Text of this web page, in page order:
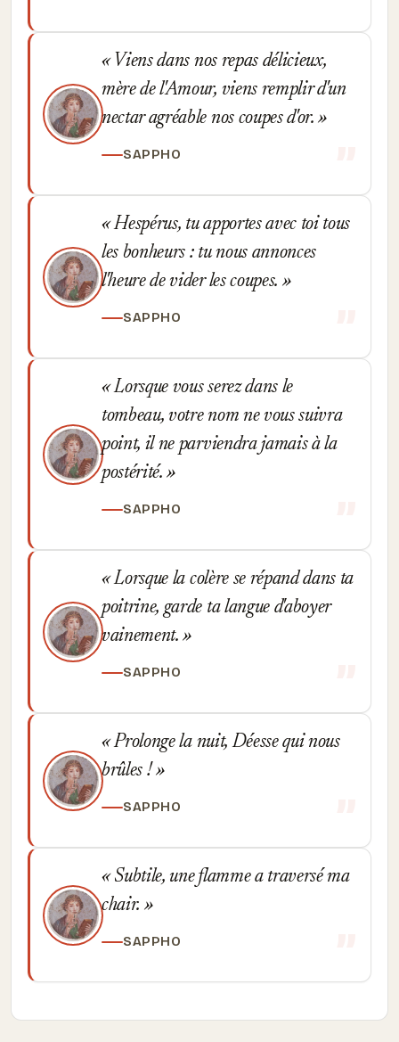
Viens dans nos repas délicieux,
mère de l'Amour, viens remplir d'un
nectar agréable nos coupes d'or.
SAPPHO
Hespérus, tu apportes avec toi tous
les bonheurs : tu nous annonces
l'heure de vider les coupes.
SAPPHO
Lorsque vous serez dans le
tombeau, votre nom ne vous suivra
point, il ne parviendra jamais à la
postérité.
SAPPHO
Lorsque la colère se répand dans ta
poitrine, garde ta langue d'aboyer
vainement.
SAPPHO
Prolonge la nuit, Déesse qui nous
brûles !
SAPPHO
Subtile, une flamme a traversé ma
chair.
SAPPHO